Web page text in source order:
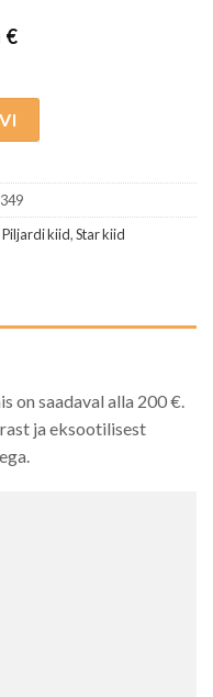
€
Piljardi kiid,Star kiid
on saadaval alla 200 €.
ja eksootilisest